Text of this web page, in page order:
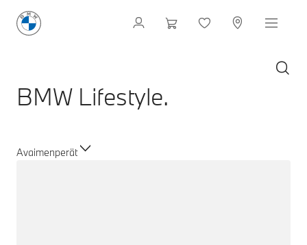
BMW Lifestyle.
Avaimenperät